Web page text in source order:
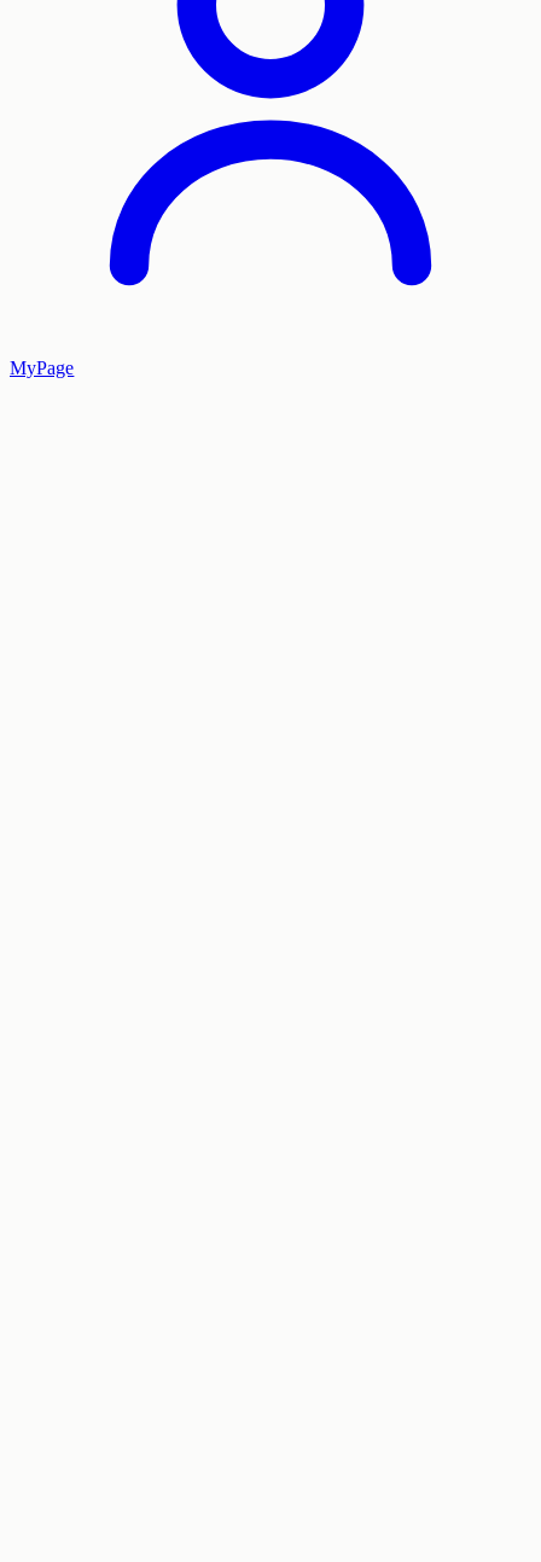
MyPage